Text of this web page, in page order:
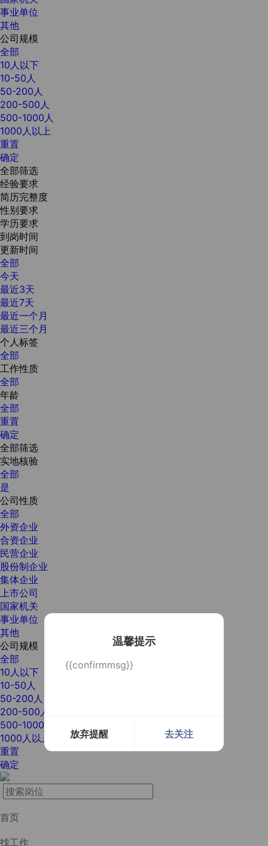
温馨提示
{{confirmmsg}}
放弃提醒 去关注
事业单位
其他
公司规模
全部
10人以下
10-50人
50-200人
200-500人
500-1000人
1000人以上
重置
确定
全部筛选
经验要求
简历完整度
性别要求
学历要求
到岗时间
更新时间
全部
今天
最近3天
最近7天
最近一个月
最近三个月
个人标签
全部
工作性质
全部
年龄
全部
重置
确定
全部筛选
实地核验
全部
是
公司性质
全部
外资企业
合资企业
民营企业
股份制企业
集体企业
上市公司
国家机关
事业单位
其他
公司规模
全部
10人以下
10-50人
50-200人
200-500人
500-1000人
1000人以上
重置
确定
首页
找工作